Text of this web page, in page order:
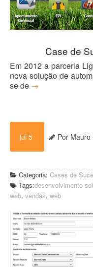
Case de
Em 2012 a parceria
nova solução de
se de →
jul 5 Por Mauro
Categoria: Cases de
Tags:desenvolvimento
web, vendas, web